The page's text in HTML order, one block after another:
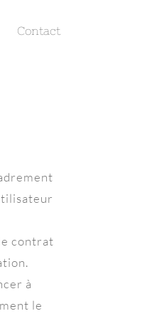
Contact
contrat
à
le